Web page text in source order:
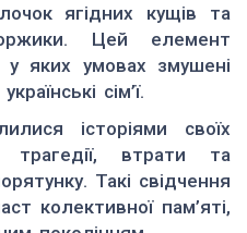
ягідних кущів та
Цей елемент
у яких умовах змушені
сім’ї.
історіями своїх
втрати та
Такі свідчення
колективної пам’яті,